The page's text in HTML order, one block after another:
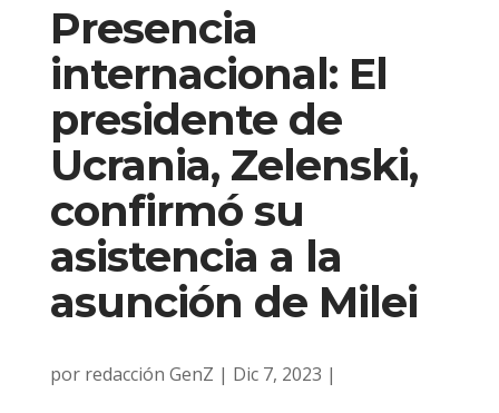
Presencia
internacional: El
presidente de
Ucrania, Zelenski,
confirmó su
asistencia a la
asunción de Milei
por redacción GenZ | Dic 7, 2023 |